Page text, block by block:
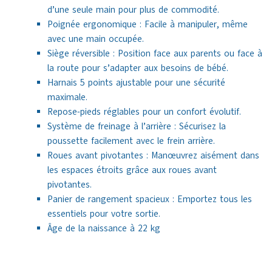
d’une seule main pour plus de commodité.
Poignée ergonomique : Facile à manipuler, même
avec une main occupée.
Siège réversible : Position face aux parents ou face à
la route pour s’adapter aux besoins de bébé.
Harnais 5 points ajustable pour une sécurité
maximale.
Repose-pieds réglables pour un confort évolutif.
Système de freinage à l’arrière : Sécurisez la
poussette facilement avec le frein arrière.
Roues avant pivotantes : Manœuvrez aisément dans
les espaces étroits grâce aux roues avant
pivotantes.
Panier de rangement spacieux : Emportez tous les
essentiels pour votre sortie.
Âge de la naissance à 22 kg